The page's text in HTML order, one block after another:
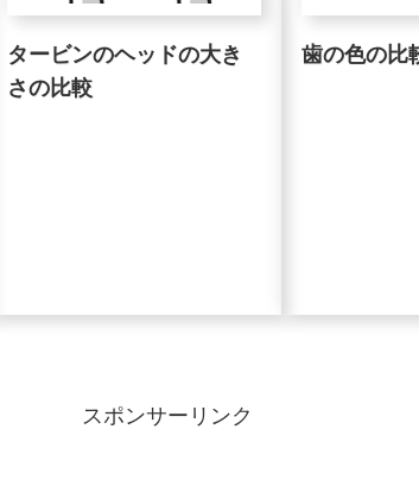
タービンのヘッドの大き
さの比較
歯の色の比
スポンサーリンク